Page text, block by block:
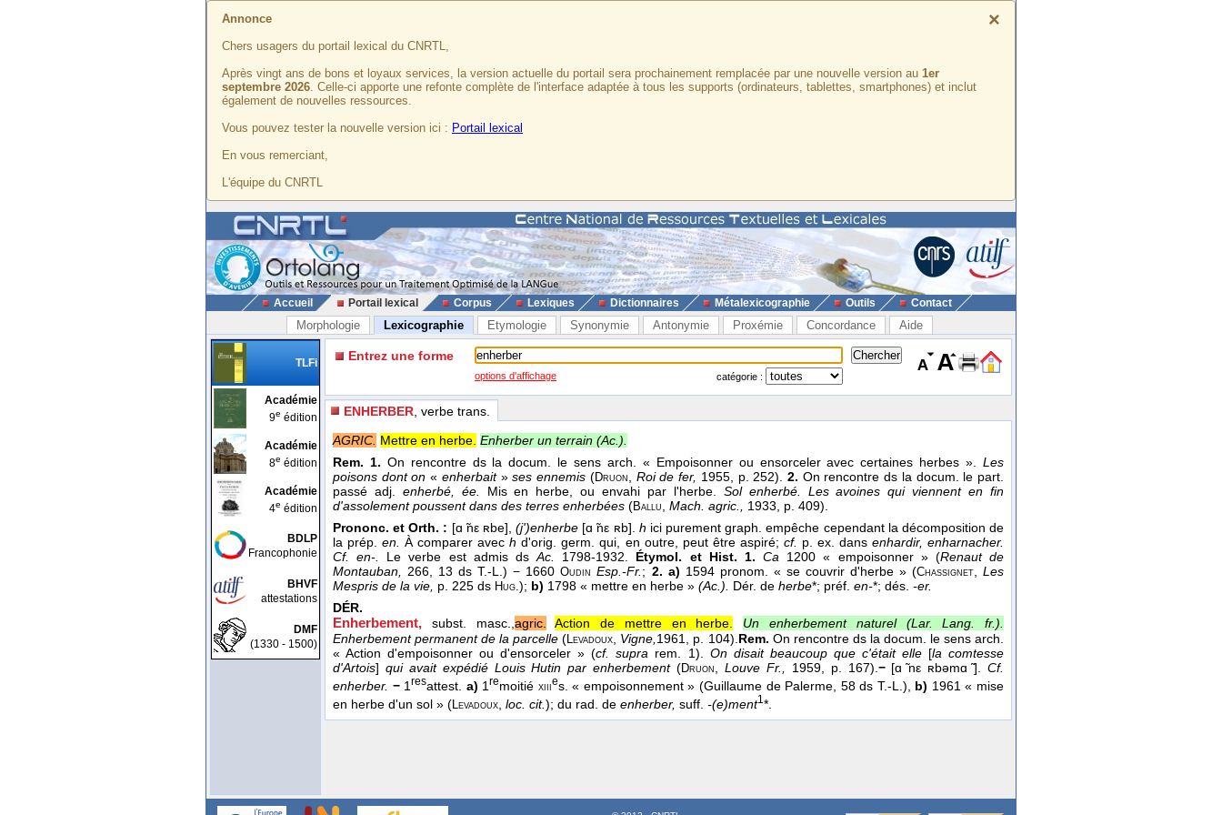
×
Annonce
Chers usagers du portail lexical du CNRTL,
Après vingt ans de bons et loyaux services, la version actuelle du portail sera prochainement remplacée par une nouvelle version au 1er
septembre 2026. Celle-ci apporte une refonte complète de l'interface adaptée à tous les supports (ordinateurs, tablettes, smartphones) et inclut
également de nouvelles ressources.
Vous pouvez tester la nouvelle version ici : Portail lexical
En vous remerciant,
L'équipe du CNRTL
Accueil Portail lexical Corpus Lexiques Dictionnaires Métalexicographie Outils Contact
Morphologie Lexicographie Etymologie Synonymie Antonymie Proxémie Concordance Aide
TLFi
Académie
9e édition
Académie
8e édition
Académie
4e édition
BDLP
Francophonie
BHVF
attestations
DMF
(1330 - 1500)
Entrez une forme
options d'affichage catégorie :
ENHERBER , verbe trans.
AGRIC. Mettre en herbe. Enherber un terrain (Ac.).
Rem. 1. On rencontre ds la docum. le sens arch. « Empoisonner ou ensorceler avec certaines herbes ».Les
poisons dont on « enherbait»ses ennemis (Druon, Roi de fer, 1955, p. 252). 2. On rencontre ds la docum. le part.
passé adj. enherbé, ée. Mis en herbe, ou envahi par l'herbe. Sol enherbé. Les avoines qui viennent en fin
d'assolement poussent dans des terres enherbées (Ballu, Mach. agric., 1933, p. 409).
Prononc. et Orth. : [ɑ ̃nε ʀbe],(j')enherbe [ɑ ̃nε ʀb]. h ici purement graph. empêche cependant la décomposition de
la prép.en. À comparer avech d'orig. germ. qui, en outre, peut être aspiré; cf. p. ex. dans enhardir, enharnacher.
Cf. en-.
Le verbe est admis dsAc. 1798-1932. Étymol. et Hist. 1.Ca 1200 « empoisonner » (Renaut de
Montauban, 266, 13 ds T.-L.) − 1660OudinEsp.-Fr.; 2. a) 1594 pronom. « se couvrir d'herbe » (Chassignet,Les
Mespris de la vie, p. 225 ds Hug.); b) 1798 « mettre en herbe » (Ac.). Dér. de herbe*; préf. en-*; dés. -er.
DÉR.
Enherbement, subst. masc.,agric. Action de mettre en herbe. Un enherbement naturel (Lar. Lang. fr.).
Enherbement permanent de la parcelle (Levadoux, Vigne,1961, p. 104).Rem. On rencontre ds la docum. le sens arch.
« Action d'empoisonner ou d'ensorceler » (cf. supra rem. 1). On disait beaucoup que c'était elle[la comtesse
d'Artois] qui avait expédié Louis Hutin par enherbement(Druon,Louve Fr., 1959, p. 167).−[ɑ ̃nε ʀbəmɑ ̃].Cf.
enherber. −1resattest. a) 1remoitié xiiies. « empoisonnement » (Guillaume de Palerme, 58 ds T.-L.), b) 1961 « mise
en herbe d'un sol » ( Levadoux loc. cit.); du rad. de enherber, suff. -(e)ment1 *.